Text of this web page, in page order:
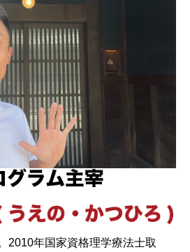
2010年国家資格理学療法士取